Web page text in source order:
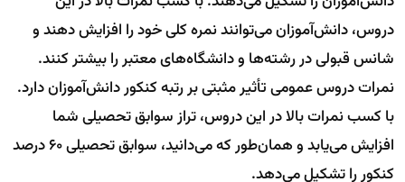
دروس، دانش‌آموزان می‌توانند نمره کلی خود را افزایش دهند و
شانس قبولی در رشته‌ها و دانشگاه‌های معتبر را بیشتر کنند.
نمرات دروس عمومی تأثیر مثبتی بر رتبه کنکور دانش‌آموزان دارد.
با کسب نمرات بالا در این دروس، تراز سوابق تحصیلی شما
افزایش می‌یابد و همان‌طور که می‌دانید، سوابق تحصیلی 60 درصد
کنکور را تشکیل می‌دهد.